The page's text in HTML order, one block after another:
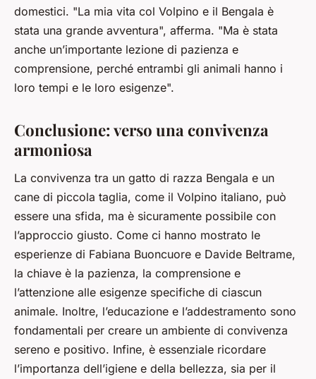
domestici. "La mia vita col Volpino e il Bengala è
stata una grande avventura", afferma. "Ma è stata
anche un’importante lezione di pazienza e
comprensione, perché entrambi gli animali hanno i
loro tempi e le loro esigenze".
Conclusione: verso una convivenza
armoniosa
La convivenza tra un gatto di razza Bengala e un
cane di piccola taglia, come il Volpino italiano, può
essere una sfida, ma è sicuramente possibile con
l’approccio giusto. Come ci hanno mostrato le
esperienze di Fabiana Buoncuore e Davide Beltrame,
la chiave è la pazienza, la comprensione e
l’attenzione alle esigenze specifiche di ciascun
animale. Inoltre, l’educazione e l’addestramento sono
fondamentali per creare un ambiente di convivenza
sereno e positivo. Infine, è essenziale ricordare
l’importanza dell’igiene e della bellezza, sia per il